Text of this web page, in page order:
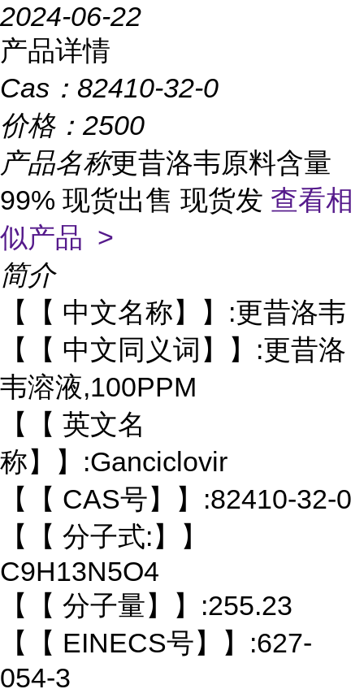
2024-06-22
产品详情
Cas： 82410-32-0
价格： 2500
产品名称更昔洛韦原料含量
99% 现货出售 现货发 查看相
似产品 >
简介
【【 中文名称】】:更昔洛韦
【【 中文同义词】】:更昔洛
韦溶液,100PPM
【【 英文名
称】】:Ganciclovir
【【 CAS号】】:82410-32-0
【【 分子式:】】
C9H13N5O4
【【 分子量】】:255.23
【【 EINECS号】】:627-
054-3